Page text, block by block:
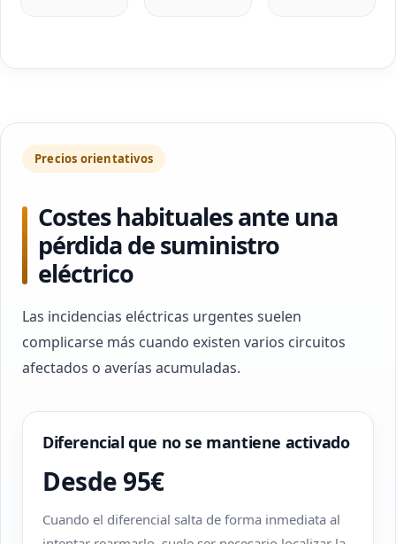
Precios orientativos
Costes habituales ante una
pérdida de suministro
eléctrico
Las incidencias eléctricas urgentes suelen
complicarse más cuando existen varios circuitos
afectados o averías acumuladas.
Diferencial que no se mantiene activado
Desde 95€
Cuando el diferencial salta de forma inmediata al